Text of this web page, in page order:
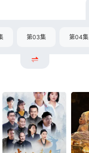
第03集 第04集